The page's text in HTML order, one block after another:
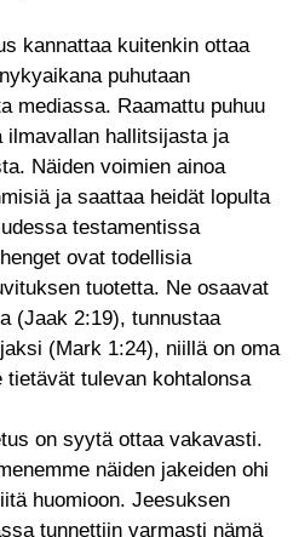
kannattaa kuitenkin ottaa
puhutaan
mediassa. Raamattu puhuu
ilmavallan hallitsijasta ja
Näiden voimien ainoa
ja saattaa heidät lopulta
testamentissa
ovat todellisia
tuotetta. Ne osaavat
(Jaak 2:19), tunnustaa
(Mark 1:24), niillä on oma
tietävät tulevan kohtalonsa
on syytä ottaa vakavasti.
näiden jakeiden ohi
huomioon. Jeesuksen
tunnettiin varmasti nämä